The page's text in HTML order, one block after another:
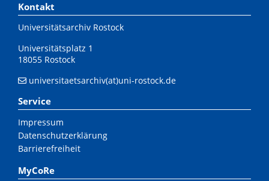
Kontakt
Universitätsarchiv Rostock
Universitätsplatz 1
18055 Rostock
universitaetsarchiv(at)uni-rostock.de
Service
Impressum
Datenschutzerklärung
Barrierefreiheit
MyCoRe